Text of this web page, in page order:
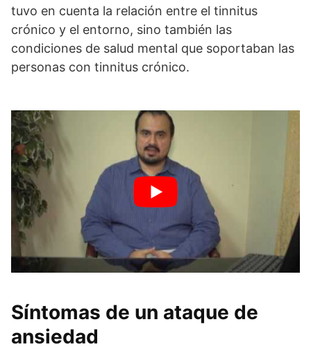
tuvo en cuenta la relación entre el tinnitus
crónico y el entorno, sino también las
condiciones de salud mental que soportaban las
personas con tinnitus crónico.
Síntomas de un ataque de
ansiedad